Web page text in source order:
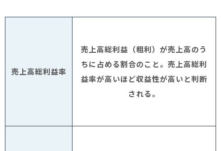
売上高総利益率
売上高総利益（粗利）が売上高のう
ちに占める割合のこと。売上高総利
益率が高いほど収益性が高いと判断
される。